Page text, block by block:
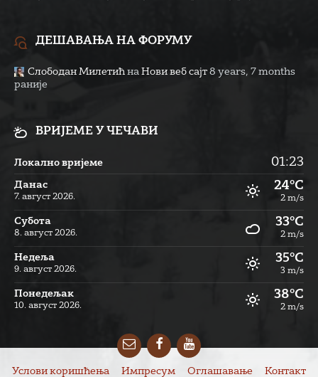
ДЕШАВАЊА НА ФОРУМУ
Слободан Милетић на Нови веб сајт 8 years, 7 months
раније
ВРИЈЕМЕ У ЧЕЧАВИ
Локално вријеме 01:23
Данас
7. август 2026.
24°C
2 m/s
Субота
8. август 2026.
33°C
2 m/s
Недеља
9. август 2026.
35°C
3 m/s
Понедељак
10. август 2026.
38°C
2 m/s
EmailFacebookYouTube
Услови коришћења Импресум Оглашавање Контакт